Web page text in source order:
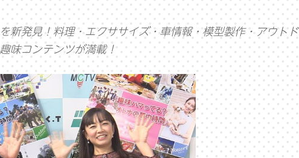
新発見！料理・エクササイズ・車情報・模型製作・アウトド
味コンテンツが満載！